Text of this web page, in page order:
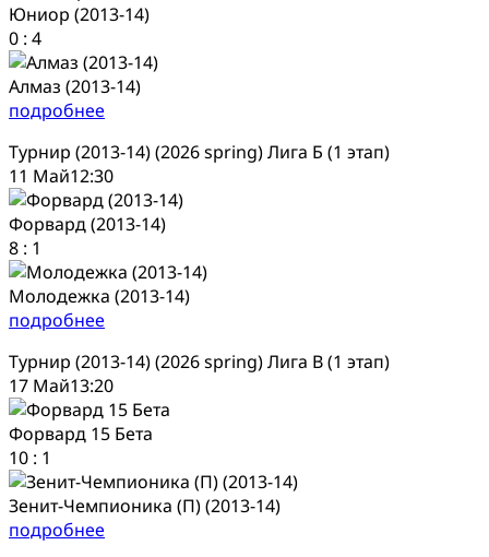
Юниор (2013-14)
0 : 4
Алмаз (2013-14)
подробнее
Турнир (2013-14) (2026 spring) Лига Б (1 этап)
11 Май12:30
Форвард (2013-14)
8 : 1
Молодежка (2013-14)
подробнее
Турнир (2013-14) (2026 spring) Лига В (1 этап)
17 Май13:20
Форвард 15 Бета
10 : 1
Зенит-Чемпионика (П) (2013-14)
подробнее